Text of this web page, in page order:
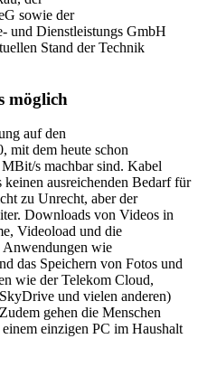
sowie der
und Dienstleistungs GmbH
Stand der Technik
möglich
auf den
mit dem heute schon
s machbar sind. Kabel
ausreichenden Bedarf für
zu Unrecht, aber der
Downloads von Videos in
Videoload und die
Anwendungen wie
das Speichern von Fotos und
wie der Telekom Cloud,
und vielen anderen)
gehen die Menschen
einzigen PC im Haushalt